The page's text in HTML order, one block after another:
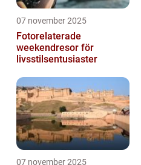
07 november 2025
Fotorelaterade
weekendresor för
livsstilsentusiaster
07 november 2025